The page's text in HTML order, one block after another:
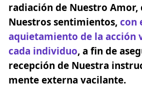
radiación de Nuestro Amor,
Nuestros sentimientos,con
aquietamiento de la acción
cada individuo, a fin de
recepción de Nuestra
mente externa vacilante.